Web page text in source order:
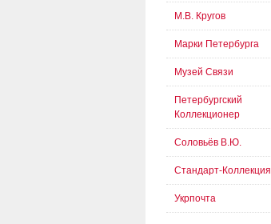
М.В. Кругов
Марки Петербурга
Музей Связи
Петербургский
Коллекционер
Соловьёв В.Ю.
Стандарт-Коллекция
Укрпочта